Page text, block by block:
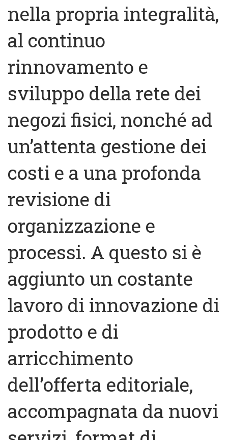
nella propria integralità,
al continuo
rinnovamento e
sviluppo della rete dei
negozi fisici, nonché ad
un’attenta gestione dei
costi e a una profonda
revisione di
organizzazione e
processi. A questo si è
aggiunto un costante
lavoro di innovazione di
prodotto e di
arricchimento
dell’offerta editoriale,
accompagnata da nuovi